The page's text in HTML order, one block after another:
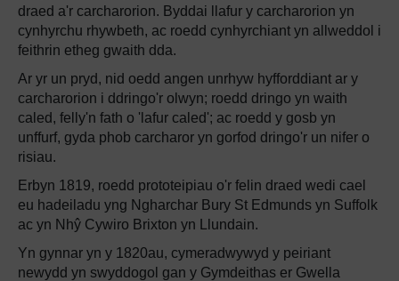
draed a'r carcharorion. Byddai llafur y carcharorion yn
cynhyrchu rhywbeth, ac roedd cynhyrchiant yn allweddol i
feithrin etheg gwaith dda.
Ar yr un pryd, nid oedd angen unrhyw hyfforddiant ar y
carcharorion i ddringo'r olwyn; roedd dringo yn waith
caled, felly'n fath o 'lafur caled'; ac roedd y gosb yn
unffurf, gyda phob carcharor yn gorfod dringo'r un nifer o
risiau.
Erbyn 1819, roedd prototeipiau o'r felin draed wedi cael
eu hadeiladu yng Ngharchar Bury St Edmunds yn Suffolk
ac yn Nhŷ Cywiro Brixton yn Llundain.
Yn gynnar yn y 1820au, cymeradwywyd y peiriant
newydd yn swyddogol gan y Gymdeithas er Gwella